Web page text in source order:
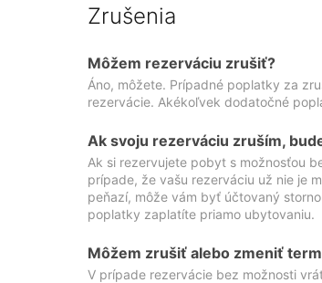
Zrušenia
Môžem rezerváciu zrušiť?
Áno, môžete. Prípadné poplatky za
rezervácie. Akékoľvek dodatočné
Ak svoju rezerváciu zruším,
Ak si rezervujete pobyt s možnosťou
prípade, že vašu rezerváciu už nie je
peňazí, môže vám byť účtovaný
poplatky zaplatíte priamo ubytovaniu.
Môžem zrušiť alebo zmeniť
V prípade rezervácie bez možnosti